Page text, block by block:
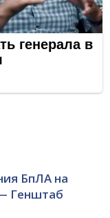
БпЛА на
Генштаб